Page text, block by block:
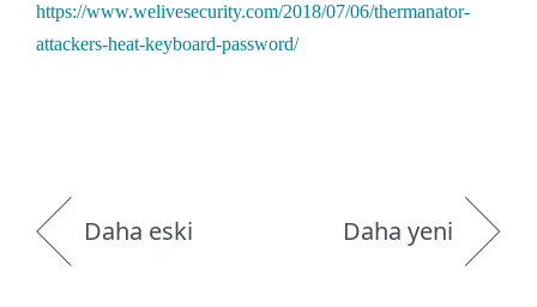
https://www.welivesecurity.com/2018/07/06/thermanator-
attackers-heat-keyboard-password/
Daha eski Daha yeni